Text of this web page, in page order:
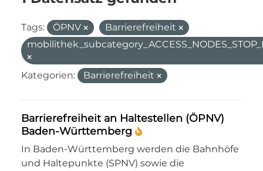
Tags: ÖPNV
Barrierefreiheit
Kategorien: Barrierefreiheit
Barrierefreiheit an Haltestellen (ÖPNV)
Baden-Württemberg
In Baden-Württemberg werden die Bahnhöfe
und Haltepunkte (SPNV) sowie die